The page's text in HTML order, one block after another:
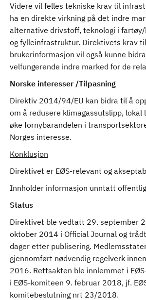
Videre vil felles tekniske krav til
ha en direkte virkning på det indre
alternative drivstoff, teknologi i
og fylleinfrastruktur. Direktivets krav
brukerinformasjon vil også kunne
velfungerende indre marked for de
Norske interesser /Tilpasning
Direktiv 2014/94/EU kan bidra til å
om å redusere klimagassutslipp, lokal
øke fornybarandelen i
Norges interesse.
Konklusjon
Direktivet er EØS-relevant og
Innholder informasjon unntatt
Status
Direktivet ble vedtatt 29. september
oktober 2014 i Official Journal og
dager etter publisering.
gjennomført nødvendig regelverk
2016. Rettsakten ble innlemmet i
i EØS-komiteen 9. februar 2018, jf.
komitebeslutning nrt 23/2018.